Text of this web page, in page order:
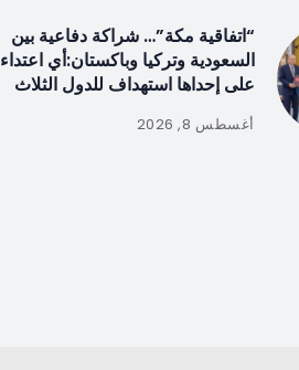
“اتفاقية مكة”… شراكة دفاعية بين
السعودية وتركيا وباكستان:أي اعتداء
على إحداها استهداف للدول الثلاث
أغسطس 8, 2026